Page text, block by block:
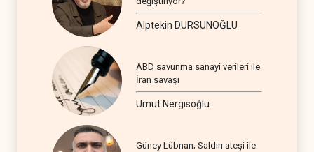
Alptekin DURSUNOĞLU
ABD savunma sanayi verileri ile
İran savaşı
Umut Nergisoğlu
Güney Lübnan; Saldırı ateşi ile